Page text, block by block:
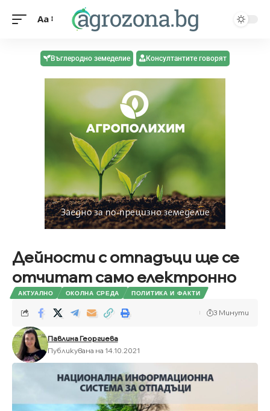
Aa
Въглеродно земеделие Консултантите говорят
Дейности с отпадъци ще се
отчитат само електронно
АКТУАЛНО ОКОЛНА СРЕДА ПОЛИТИКА И ФАКТИ
Павлина Георгиева
Публикувана на 14.10.2021
3 Минути